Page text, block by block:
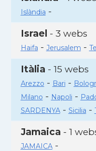
Islàndia -
Israel - 3 webs
Haifa - Jerusalem -
Itàlia - 15 webs
Arezzo - Bari -
Milano - Napoli -
SARDENYA- Sicilia -
Jamaica - 1
JAMAICA-